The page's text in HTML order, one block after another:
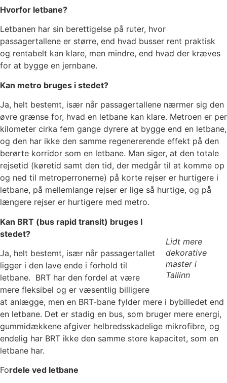
Hvorfor letbane?
Letbanen har sin berettigelse på ruter, hvor
passagertallene er større, end hvad busser rent praktisk
og rentabelt kan klare, men mindre, end hvad der kræves
for at bygge en jernbane.
Kan metro bruges i stedet?
Ja, helt bestemt, især når passagertallene nærmer sig den
øvre grænse for, hvad en letbane kan klare. Metroen er per
kilometer cirka fem gange dyrere at bygge end en letbane,
og den har ikke den samme regenererende effekt på den
berørte korridor som en letbane. Man siger, at den totale
rejsetid (køretid samt den tid, der medgår til at komme op
og ned til metroperronerne) på korte rejser er hurtigere i
letbane, på mellemlange rejser er lige så hurtige, og på
længere rejser er hurtigere med metro.
Lidt mere
dekorative
master i
Tallinn
Kan BRT (bus rapid transit) bruges I
stedet?
Ja, helt bestemt, især når passagertallet
ligger i den lave ende i forhold til
letbane. BRT har den fordel at være
mere fleksibel og er væsentlig billigere
at anlægge, men en BRT-bane fylder mere i bybilledet end
en letbane. Det er stadig en bus, som bruger mere energi,
gummidækkene afgiver helbredsskadelige mikrofibre, og
endelig har BRT ikke den samme store kapacitet, som en
letbane har.
Fordele ved letbane